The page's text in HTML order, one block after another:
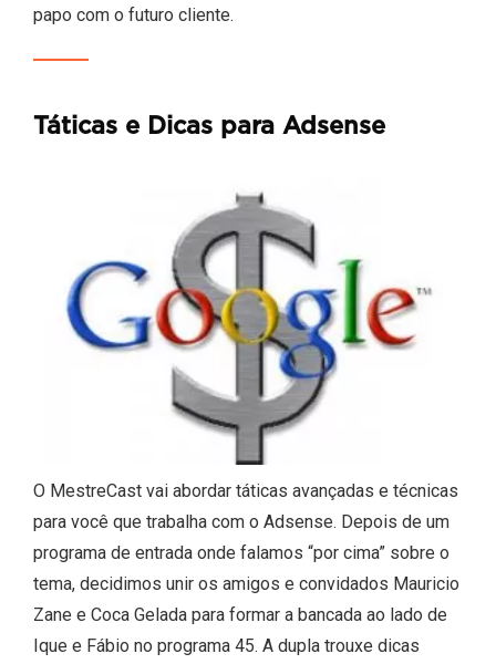
papo com o futuro cliente.
Táticas e Dicas para Adsense
O MestreCast vai abordar táticas avançadas e técnicas
para você que trabalha com o Adsense. Depois de um
programa de entrada onde falamos “por cima” sobre o
tema, decidimos unir os amigos e convidados Mauricio
Zane e Coca Gelada para formar a bancada ao lado de
Ique e Fábio no programa 45. A dupla trouxe dicas